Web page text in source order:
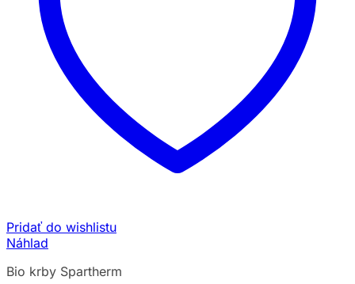
Pridať do wishlistu
Náhlad
Bio krby Spartherm